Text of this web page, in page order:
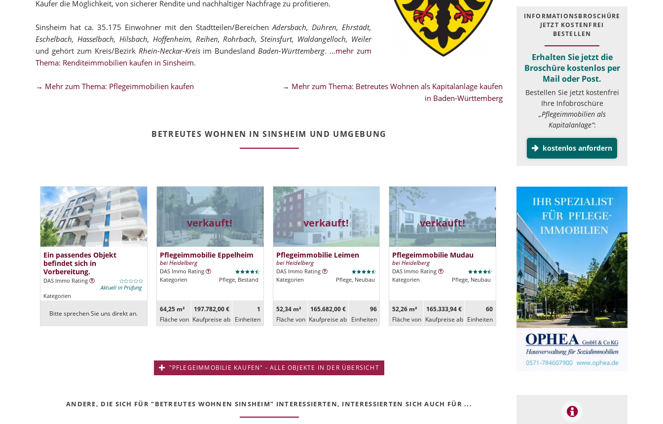
Käufer die Möglichkeit, von sicherer Rendite und nachhaltiger Nachfrage zu profitieren.
Sinsheim hat ca. 35.175 Einwohner mit den Stadtteilen/BereichenAdersbach, Dühren, Ehrstädt,
Eschelbach, Hasselbach, Hilsbach, Hoffenheim, Reihen, Rohrbach, Steinsfurt, Waldangelloch, Weiler
und gehört zum Kreis/Bezirk Rhein-Neckar-Kreisim BundeslandBaden-Württemberg. ...mehr zum
Thema: Renditeimmobilien kaufen in Sinsheim.
→ Mehr zum Thema: Pflegeimmobilien kaufen
→ Mehr zum Thema: Betreutes Wohnen als Kapitalanlage kaufen
in Baden-Württemberg
BETREUTES WOHNEN IN SINSHEIM UND UMGEBUNG
Ein passendes Objekt
befindet sich in
Vorbereitung.
DAS Immo Rating
Aktuell in Prüfung
Kategorien
Bitte sprechen Sie uns direkt an.
verkauft!
Pflegeimmobilie Eppelheim
bei Heidelberg
DAS Immo Rating
Kategorien
Pflege, Bestand
64,25 m²
Fläche von
197.782,00 €
Kaufpreise ab
1
Ein­heiten
verkauft!
Pflegeimmobilie Leimen
bei Heidelberg
DAS Immo Rating
Kategorien
Pflege, Neubau
52,34 m²
Fläche von
165.682,00 €
Kaufpreise ab
96
Ein­heiten
verkauft!
Pflegeimmobilie Mudau
bei Heidelberg
DAS Immo Rating
Kategorien
Pflege, Neubau
52,26 m²
Fläche von
165.333,94 €
Kaufpreise ab
60
Ein­heiten
"PFLEGEIMMOBILIE KAUFEN" - ALLE OBJEKTE IN DER ÜBERSICHT
ANDERE, DIE SICH FÜR "BETREUTES WOHNEN SINSHEIM" INTERESSIERTEN, INTERESSIERTEN SICH AUCH FÜR ...
INFOR­MATIONS­BROSCHÜRE
JETZT KOSTEN­FREI
BESTELLEN
Erhalten Sie jetzt die
Broschüre kostenlos per
Mail oder Post.
Bestellen Sie jetzt kostenfrei
Ihre Infobroschüre
„Pflegeimmobilien als
Kapitalanlage”:
kostenlos anfordern